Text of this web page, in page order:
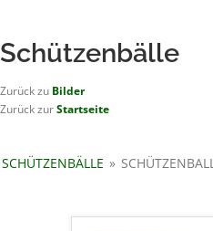
springen
Schützenbälle
Zurück zu Bilder
Zurück zurStartseite
SCHÜTZENBÄLLE »